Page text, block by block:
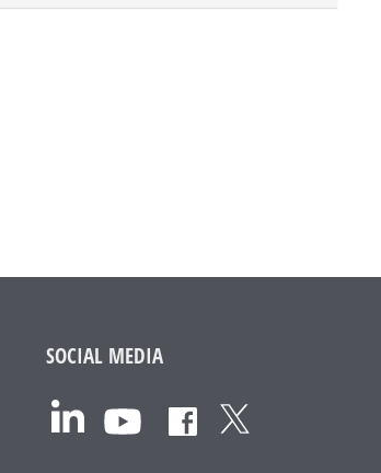
SOCIAL MEDIA